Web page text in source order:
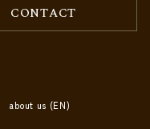
CONTACT
about us (EN)